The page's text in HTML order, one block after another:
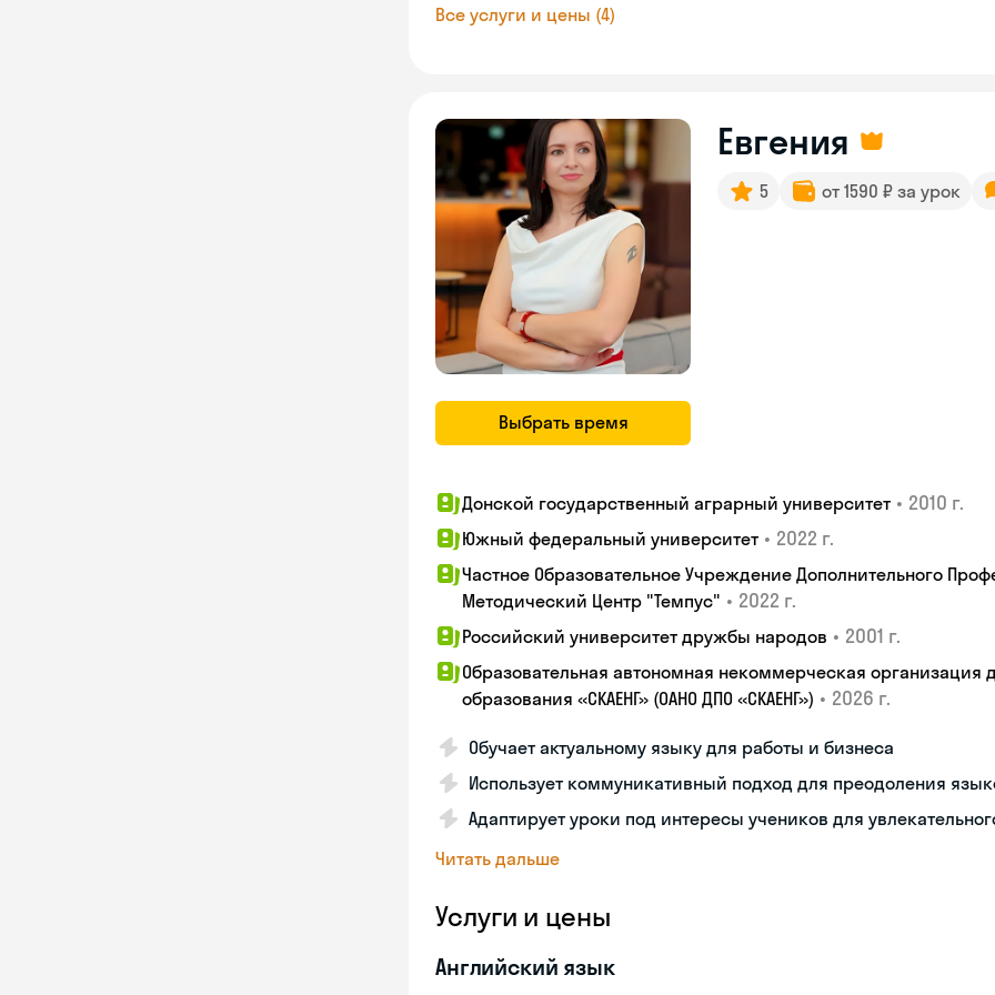
Все услуги и цены (4)
Выбрать время
Евгения
5 от 1590 ₽ за урок
Донской государственный аграрный университет • 2010 г.
Южный федеральный университет • 2022 г.
Частное Образовательное Учреждение Дополнительного
Методический Центр "Темпус" • 2022 г.
Российский университет дружбы народов • 2001 г.
Образовательная автономная некоммерческая организация
образования «СКАЕНГ» (ОАНО ДПО «СКАЕНГ») • 2026 г.
Обучает актуальному языку для работы и бизнеса
Использует коммуникативный подход для преодоления
Адаптирует уроки под интересы учеников для
Читать дальше
Услуги и цены
Английский язык